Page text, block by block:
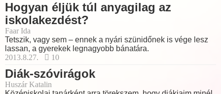
Hogyan éljük túl anyagilag az
iskolakezdést?
Faar Ida
Tetszik, vagy sem – ennek a nyári szünidőnek is vége lesz
lassan, a gyerekek legnagyobb bánatára.
2013.8.27.
10
Diák-szóvirágok
Huszár Katalin